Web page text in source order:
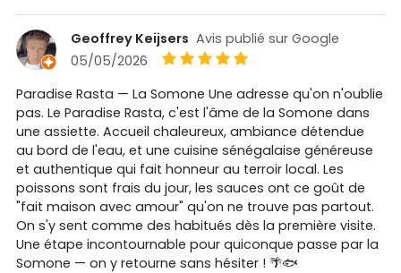
Geoffrey Keijsers Avis publié sur Google
05/05/2026
Paradise Rasta — La Somone Une adresse qu'on n'oublie
pas. Le Paradise Rasta, c'est l'âme de la Somone dans
une assiette. Accueil chaleureux, ambiance détendue
au bord de l'eau, et une cuisine sénégalaise généreuse
et authentique qui fait honneur au terroir local. Les
poissons sont frais du jour, les sauces ont ce goût de
"fait maison avec amour" qu'on ne trouve pas partout.
On s'y sent comme des habitués dès la première visite.
Une étape incontournable pour quiconque passe par la
Somone — on y retourne sans hésiter ! 🌴🐟